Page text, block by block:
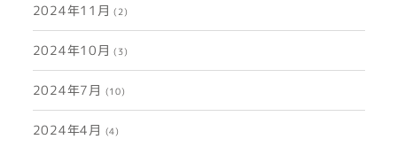
2024年11月 (2)
2024年10月 (3)
2024年7月 (10)
2024年4月 (4)